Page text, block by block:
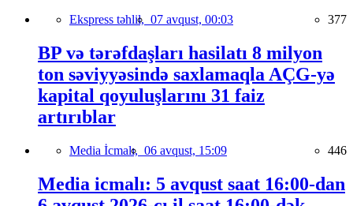
Ekspress təhlil, 07 avqust, 00:03 377
BP və tərəfdaşları hasilatı 8 milyon
ton səviyyəsində saxlamaqla AÇG-yə
kapital qoyuluşlarını 31 faiz
artırıblar
Media İcmalı, 06 avqust, 15:09 446
Media icmalı: 5 avqust saat 16:00-dan